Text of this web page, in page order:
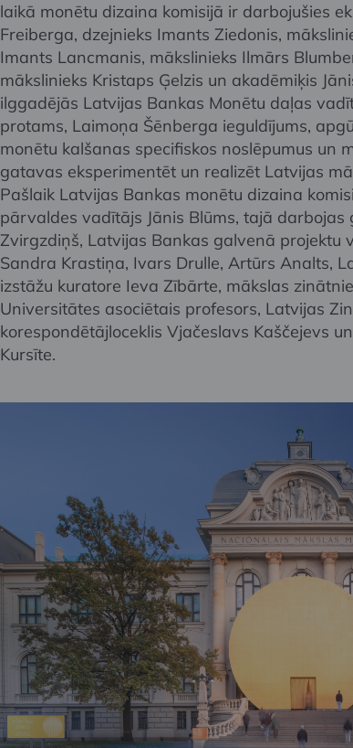
laikā monētu dizaina komisijā ir darbojušies
Freiberga, dzejnieks Imants Ziedonis,
Imants Lancmanis, mākslinieks Ilmārs
mākslinieks Kristaps Ģelzis un akadēmiķis
ilggadējās Latvijas Bankas Monētu daļas
protams, Laimoņa Šēnberga ieguldījums,
monētu kalšanas specifiskos noslēpumus un
gatavas eksperimentēt un realizēt Latvijas
Pašlaik Latvijas Bankas monētu dizaina
pārvaldes vadītājs Jānis Blūms, tajā
Zvirgzdiņš, Latvijas Bankas galvenā projektu
Sandra Krastiņa, Ivars Drulle, Artūrs Analts,
izstāžu kuratore Ieva Zībārte, mākslas
Universitātes asociētais profesors, Latvijas
korespondētājloceklis Vjačeslavs Kaščejevs
Kursīte.